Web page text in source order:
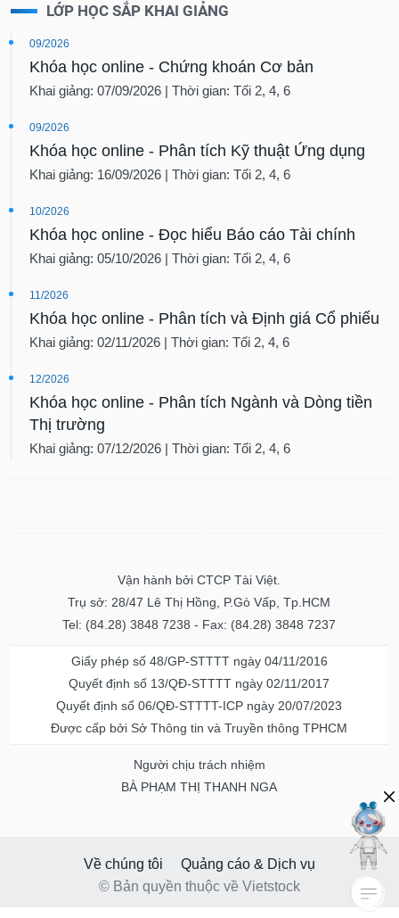
LỚP HỌC SẮP KHAI GIẢNG
09/2026
Khóa học online - Chứng khoán Cơ bản
Khai giảng: 07/09/2026 | Thời gian: Tối 2, 4, 6
09/2026
Khóa học online - Phân tích Kỹ thuật Ứng dụng
Khai giảng: 16/09/2026 | Thời gian: Tối 2, 4, 6
10/2026
Khóa học online - Đọc hiểu Báo cáo Tài chính
Khai giảng: 05/10/2026 | Thời gian: Tối 2, 4, 6
11/2026
Khóa học online - Phân tích và Định giá Cổ phiếu
Khai giảng: 02/11/2026 | Thời gian: Tối 2, 4, 6
12/2026
Khóa học online - Phân tích Ngành và Dòng tiền
Thị trường
Khai giảng: 07/12/2026 | Thời gian: Tối 2, 4, 6
Vận hành bởi CTCP Tài Việt.
Trụ sở: 28/47 Lê Thị Hồng, P.Gò Vấp, Tp.HCM
Tel: (84.28) 3848 7238 - Fax: (84.28) 3848 7237
Giấy phép số 48/GP-STTTT ngày 04/11/2016
Quyết định số 13/QĐ-STTTT ngày 02/11/2017
Quyết định số 06/QĐ-STTTT-ICP ngày 20/07/2023
Được cấp bởi Sở Thông tin và Truyền thông TPHCM
Người chịu trách nhiệm
BÀ PHẠM THỊ THANH NGA
Về chúng tôi
Quảng cáo & Dịch vụ
© Bản quyền thuộc về Vietstock